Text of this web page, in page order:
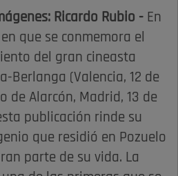
Ricardo Rubio - En
que se conmemora el
del gran cineasta
Berlanga (Valencia, 12 de
de Alarcón, Madrid, 13 de
publicación rinde su
que residió en Pozuelo
parte de su vida. La